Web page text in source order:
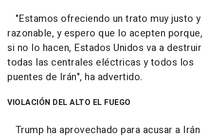
"Estamos ofreciendo un trato muy justo y
razonable, y espero que lo acepten porque,
si no lo hacen, Estados Unidos va a destruir
todas las centrales eléctricas y todos los
puentes de Irán", ha advertido.
VIOLACIÓN DEL ALTO EL FUEGO
Trump ha aprovechado para acusar a Irán